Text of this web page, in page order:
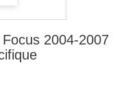
2004-2007